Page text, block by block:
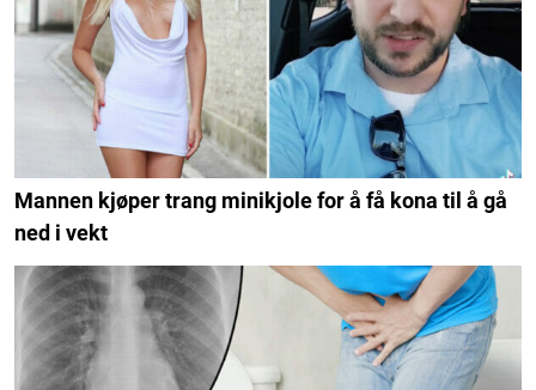
Mannen kjøper trang minikjole for å få kona til å gå
ned i vekt